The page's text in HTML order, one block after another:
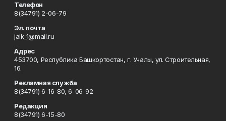
Телефон
8(34791) 2-06-79
Эл. почта
jaik_1@mail.ru
Адрес
453700, Республика Башкортостан, г. Учалы, ул. Строительная,
16.
Рекламная служба
8(34791) 6-16-80, 6-06-92
Редакция
8(34791) 6-15-80